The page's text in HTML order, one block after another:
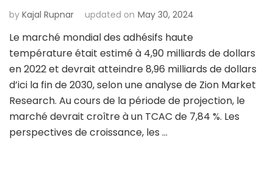
by Kajal Rupnar updated on May 30, 2024
Le marché mondial des adhésifs haute
température était estimé à 4,90 milliards de dollars
en 2022 et devrait atteindre 8,96 milliards de dollars
d’ici la fin de 2030, selon une analyse de Zion Market
Research. Au cours de la période de projection, le
marché devrait croître à un TCAC de 7,84 %. Les
perspectives de croissance, les …